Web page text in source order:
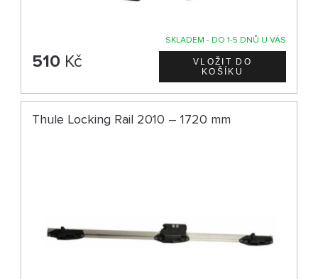
SKLADEM - DO 1-5 DNŮ U VÁS
510 Kč
Thule Locking Rail 2010 – 1720 mm